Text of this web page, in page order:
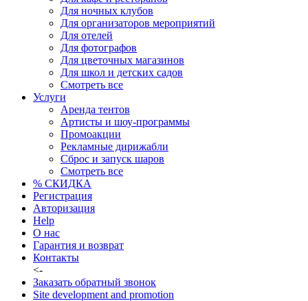
Для ночных клубов
Для организаторов мероприятий
Для отелей
Для фотографов
Для цветочных магазинов
Для школ и детских садов
Смотреть все
Услуги
Аренда тентов
Артисты и шоу-программы
Промоакции
Рекламные дирижабли
Сброс и запуск шаров
Смотреть все
% СКИДКА
Регистрация
Авторизация
Help
О нас
Гарантия и возврат
Контакты
<-
Заказать обратный звонок
Site development and promotion